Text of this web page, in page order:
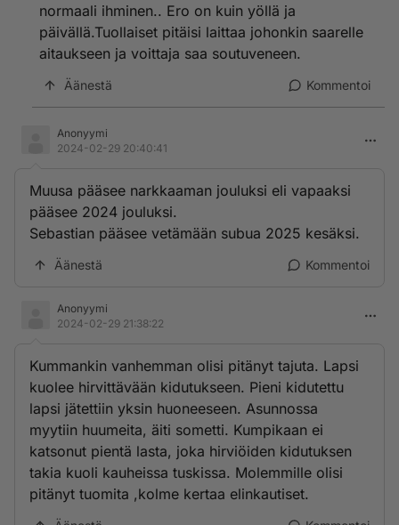
normaali ihminen.. Ero on kuin yöllä ja
päivällä.Tuollaiset pitäisi laittaa johonkin saarelle
aitaukseen ja voittaja saa soutuveneen.
Äänestä Kommentoi
Anonyymi
2024-02-29 20:40:41
Muusa pääsee narkkaaman jouluksi eli vapaaksi
pääsee 2024 jouluksi.
Sebastian pääsee vetämään subua 2025 kesäksi.
Äänestä Kommentoi
Anonyymi
2024-02-29 21:38:22
Kummankin vanhemman olisi pitänyt tajuta. Lapsi
kuolee hirvittävään kidutukseen. Pieni kidutettu
lapsi jätettiin yksin huoneeseen. Asunnossa
myytiin huumeita, äiti sometti. Kumpikaan ei
katsonut pientä lasta, joka hirviöiden kidutuksen
takia kuoli kauheissa tuskissa. Molemmille olisi
pitänyt tuomita ,kolme kertaa elinkautiset.